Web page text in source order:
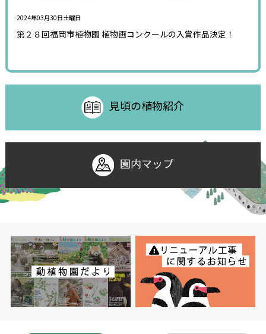
2024年03月30日土曜日
第２８回福岡市植物園 植物画コンクールの入賞作品決定！
見頃の植物紹介
園内マップ